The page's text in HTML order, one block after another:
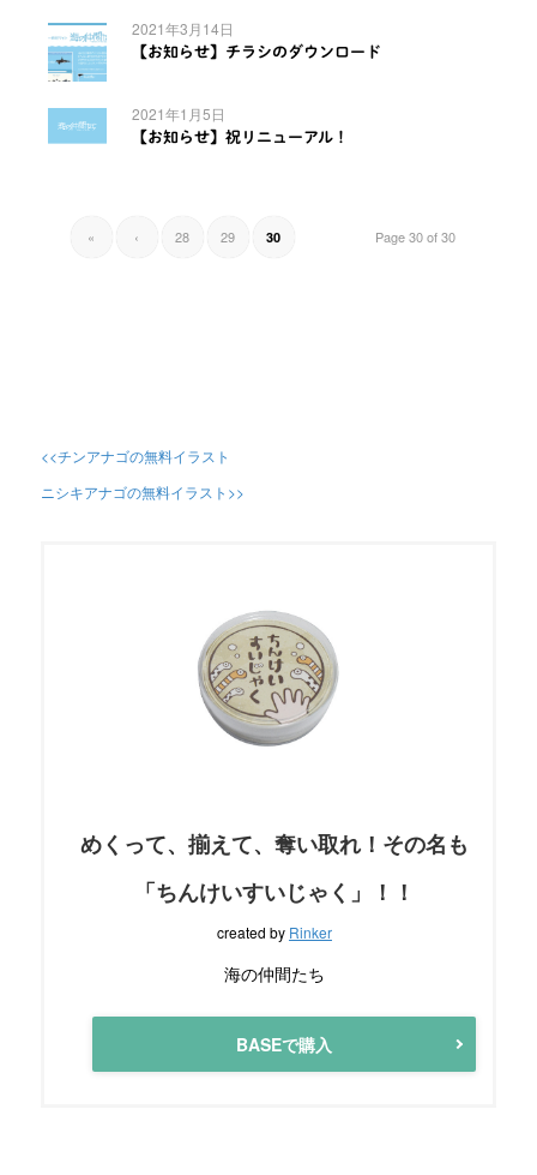
2021年3月14日
【お知らせ】チラシのダウンロード
2021年1月5日
【お知らせ】祝リニューアル！
Page 30 of 30
« ‹ 28 29 30
<<チンアナゴの無料イラスト
ニシキアナゴの無料イラスト>>
めくって、揃えて、奪い取れ！その名も
「ちんけいすいじゃく」！！
created by Rinker
海の仲間たち
BASEで購入